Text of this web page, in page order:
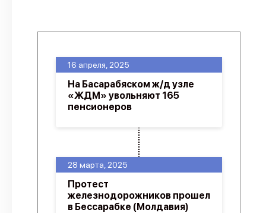
28 марта, 2025
Протест
железнодорожников прошел
в Бессарабке (Молдавия)
16 апреля, 2025
На Басарабяском ж/д узле
«ЖДМ» увольняют 165
пенсионеров